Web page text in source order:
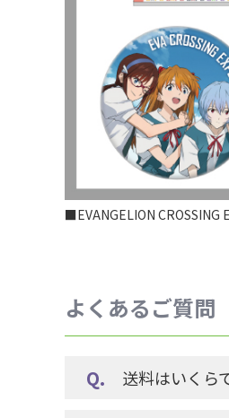
■EVANGELION
よくあるご質問
送料はいくら